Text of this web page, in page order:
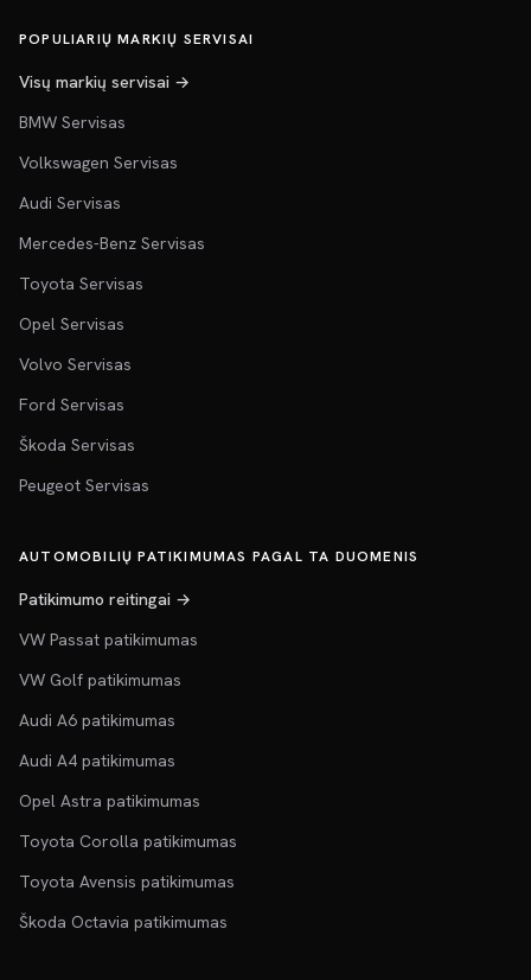
POPULIARIŲ MARKIŲ SERVISAI
Visų markių servisai →
BMW Servisas
Volkswagen Servisas
Audi Servisas
Mercedes-Benz Servisas
Toyota Servisas
Opel Servisas
Volvo Servisas
Ford Servisas
Škoda Servisas
Peugeot Servisas
AUTOMOBILIŲ PATIKIMUMAS PAGAL TA DUOMENIS
Patikimumo reitingai →
VW Passat patikimumas
VW Golf patikimumas
Audi A6 patikimumas
Audi A4 patikimumas
Opel Astra patikimumas
Toyota Corolla patikimumas
Toyota Avensis patikimumas
Škoda Octavia patikimumas